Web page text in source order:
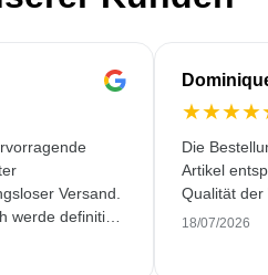
Versand.
werde definitiv
Vielen
★★★★
Die
Artikel
Qualität der
18/07/2026